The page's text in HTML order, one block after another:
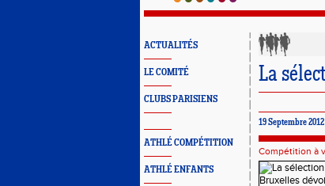
ACTUALITÉS
LE COMITÉ
CLUBS PARISIENS
ATHLÉ COMPÉTITION
ATHLÉ ENFANTS
La
19 Septembre 2012
Compétition à